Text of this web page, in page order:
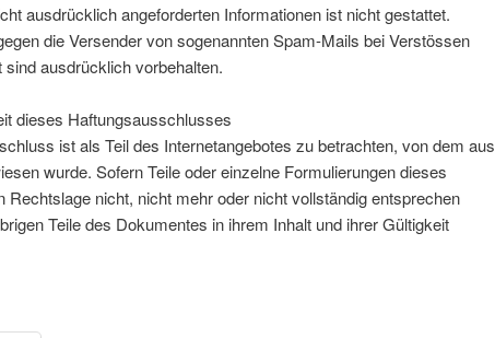
ausdrücklich angeforderten Informationen ist nicht gestattet.
die Versender von sogenannten Spam-Mails bei Verstössen
sind ausdrücklich vorbehalten.
dieses Haftungsausschlusses
ist als Teil des Internetangebotes zu betrachten, von dem aus
wurde. Sofern Teile oder einzelne Formulierungen dieses
Rechtslage nicht, nicht mehr oder nicht vollständig entsprechen
Teile des Dokumentes in ihrem Inhalt und ihrer Gültigkeit